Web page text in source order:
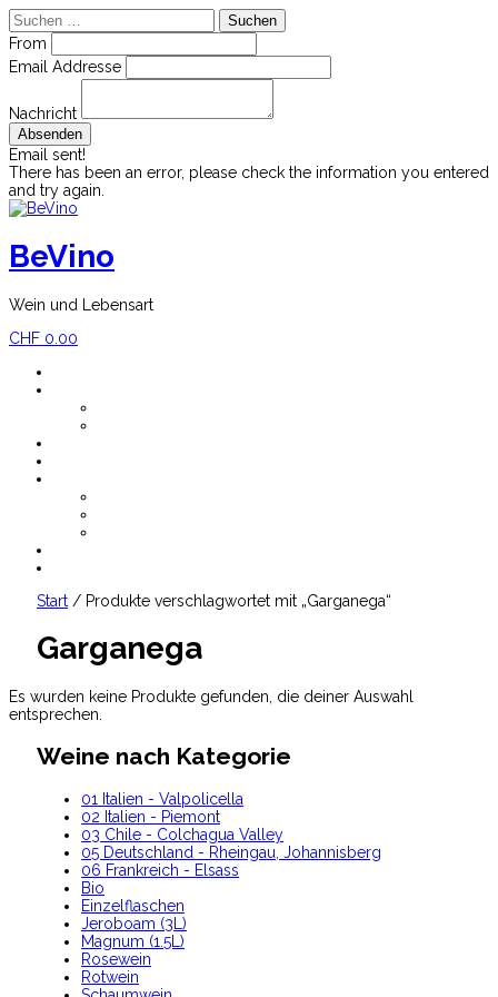
Suchen
nach:
From
Email Addresse
Nachricht
Email sent!
There has been an error, please check the information you entered
and try again.
Skip
content
BeVino
Wein und Lebensart
CHF 0.00
Start / Produkte verschlagwortet mit „Garganega“
Garganega
Es wurden keine Produkte gefunden, die deiner Auswahl
entsprechen.
Weine nach Kategorie
01 Italien - Valpolicella
02 Italien - Piemont
03 Chile - Colchagua Valley
05 Deutschland - Rheingau, Johannisberg
06 Frankreich - Elsass
Bio
Einzelflaschen
Jeroboam (3L)
Magnum (1.5L)
Rosewein
Rotwein